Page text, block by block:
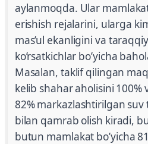
aylanmoqda. Ular
erishish rejalarini, ularga
mas’ul ekanligini va
ko’rsatkichlar bo’yicha
Masalan, taklif qilingan
kelib shahar aholisini 100%
82% markazlashtirilgan suv
bilan qamrab olish kiradi,
butun mamlakat bo’yicha